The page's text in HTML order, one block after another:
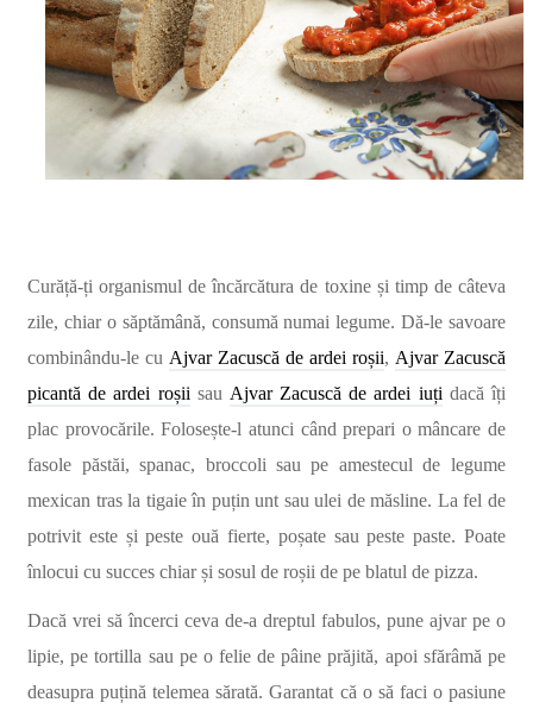
Curăță-ți organismul de încărcătura de toxine și timp de câteva
zile, chiar o săptămână, consumă numai legume. Dă-le savoare
combinându-le cu Ajvar Zacuscă de ardei roșii, Ajvar Zacuscă
picantă de ardei roșii sau Ajvar Zacuscă de ardei iuți dacă îți
plac provocările. Folosește-l atunci când prepari o mâncare de
fasole păstăi, spanac, broccoli sau pe amestecul de legume
mexican tras la tigaie în puțin unt sau ulei de măsline. La fel de
potrivit este și peste ouă fierte, poșate sau peste paste. Poate
înlocui cu succes chiar și sosul de roșii de pe blatul de pizza.
Dacă vrei să încerci ceva de-a dreptul fabulos, pune ajvar pe o
lipie, pe tortilla sau pe o felie de pâine prăjită, apoi sfărâmă pe
deasupra puțină telemea sărată. Garantat că o să faci o pasiune